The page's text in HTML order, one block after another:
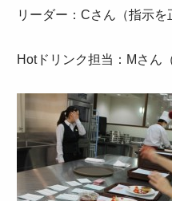
リーダー：Cさん（指示を
Hotドリンク担当：Mさん